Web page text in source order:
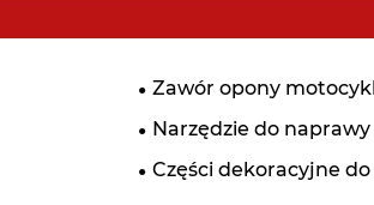
Zawór opony
Narzędzie do
Części dekoracyjne